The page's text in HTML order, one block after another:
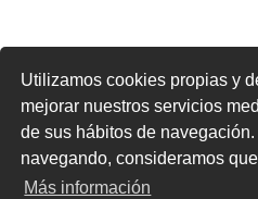
Utilizamos cookies propias y
mejorar nuestros servicios
de sus hábitos de
navegando, consideramos
Más información